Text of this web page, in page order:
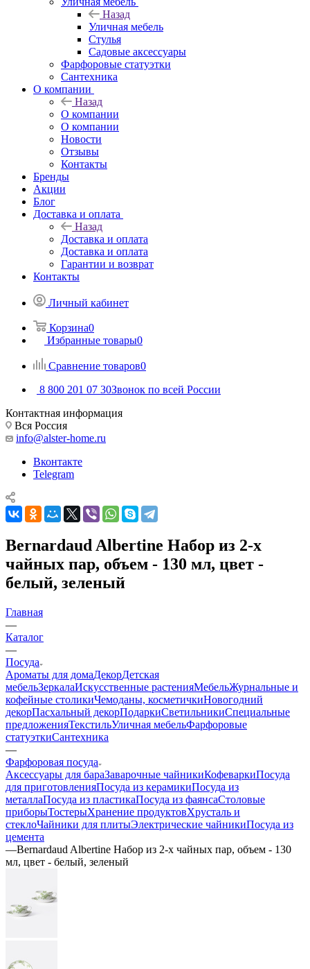
Назад
Уличная мебель
Стулья
Садовые аксессуары
Фарфоровые статуэтки
Сантехника
О компании
Назад
О компании
О компании
Новости
Отзывы
Контакты
Бренды
Акции
Блог
Доставка и оплата
Назад
Доставка и оплата
Доставка и оплата
Гарантии и возврат
Контакты
Личный кабинет
Корзина0
Избранные товары0
Сравнение товаров0
8 800 201 07 30Звонок по всей России
Контактная информация
Вся Россия
info@alster-home.ru
Вконтакте
Telegram
Bernardaud Albertine Набор из 2-х
чайных пар, объем - 130 мл, цвет -
белый, зеленый
Главная
—
Каталог
—
Посуда
Ароматы для домаДекорДетская
мебельЗеркалаИскусственные растенияМебельЖурнальные и
кофейные столикиЧемоданы, косметичкиНовогодний
декорПасхальный декорПодаркиСветильникиСпециальные
предложенияТекстильУличная мебельФарфоровые
статуэткиСантехника
—
Фарфоровая посуда
Аксессуары для бараЗаварочные чайникиКофеваркиПосуда
для приготовленияПосуда из керамикиПосуда из
металлаПосуда из пластикаПосуда из фаянсаСтоловые
приборыТостерыХранение продуктовХрусталь и
стеклоЧайники для плитыЭлектрические чайникиПосуда из
цемента
—Bernardaud Albertine Набор из 2-х чайных пар, объем - 130
мл, цвет - белый, зеленый